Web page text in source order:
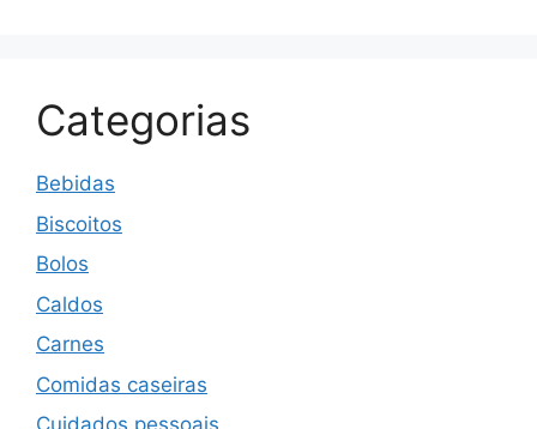
Categorias
Bebidas
Biscoitos
Bolos
Caldos
Carnes
Comidas caseiras
Cuidados pessoais